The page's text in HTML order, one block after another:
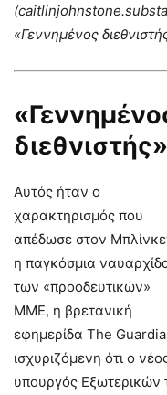
(caitlinjohnstone.
«Γεννημένος
Αυτός ήταν ο
χαρακτηρισμός που
απέδωσε στον
η παγκόσμια
των «προοδευτικών»
ΜΜΕ, η βρετανική
εφημερίδα The
ισχυριζόμενη ότι ο
υπουργός Εξωτερικών